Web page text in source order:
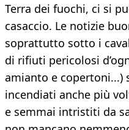
Terra dei fuochi, ci si
casaccio. Le notizie
soprattutto sotto i
di rifiuti pericolosi
amianto e copertoni...)
incendiati anche più
e semmai intristiti da